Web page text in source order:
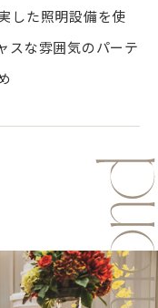
した照明設備を使
スな雰囲気のパーテ